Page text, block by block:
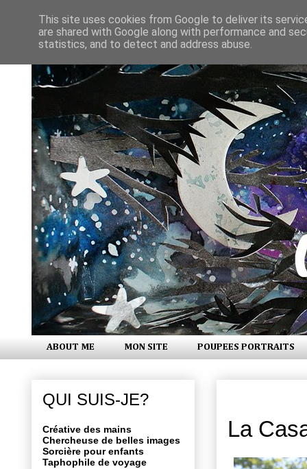
ABOUT ME MON SITE POUPEES PORTRAITS
La
QUI SUIS-JE?
Créative des mains
Chercheuse de belles images
Sorcière pour enfants
Taphophile de voyage
This site uses cookies from Google to deliver its
are shared with Google along with performance and
statistics, and to detect and address abuse.